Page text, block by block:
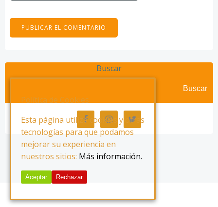
Buscar
Buscar
Política de Cookies
Esta página utiliza cookies y otras
tecnologías para que podamos
mejorar su experiencia en
nuestros sitios: Más información.
Aceptar Rechazar